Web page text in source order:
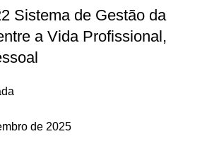
Sistema de Gestão da
a Vida Profissional,
de 2025